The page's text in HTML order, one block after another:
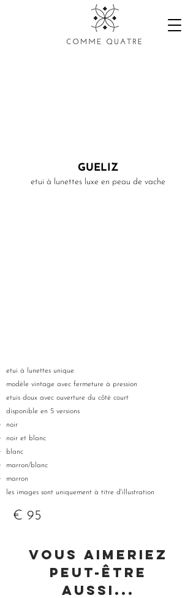
GUELIZ
etui à lunettes luxe en peau de vache
etui à lunettes unique
modèle vintage avec fermeture à pression
etuis doux avec ouverture du côté court
disponible en 5 versions
noir
noir et blanc
blanc
marron/blanc
marron
les images sont uniquement à titre d'illustration
€ 95
vous aimeriez
peut-être
aussi...